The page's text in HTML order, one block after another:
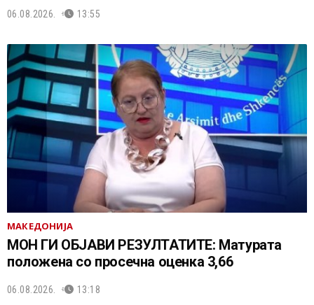
06.08.2026. 13:55
МАКЕДОНИЈА
МОН ГИ ОБЈАВИ РЕЗУЛТАТИТЕ: Матурата
положена со просечна оценка 3,66
06.08.2026. 13:18